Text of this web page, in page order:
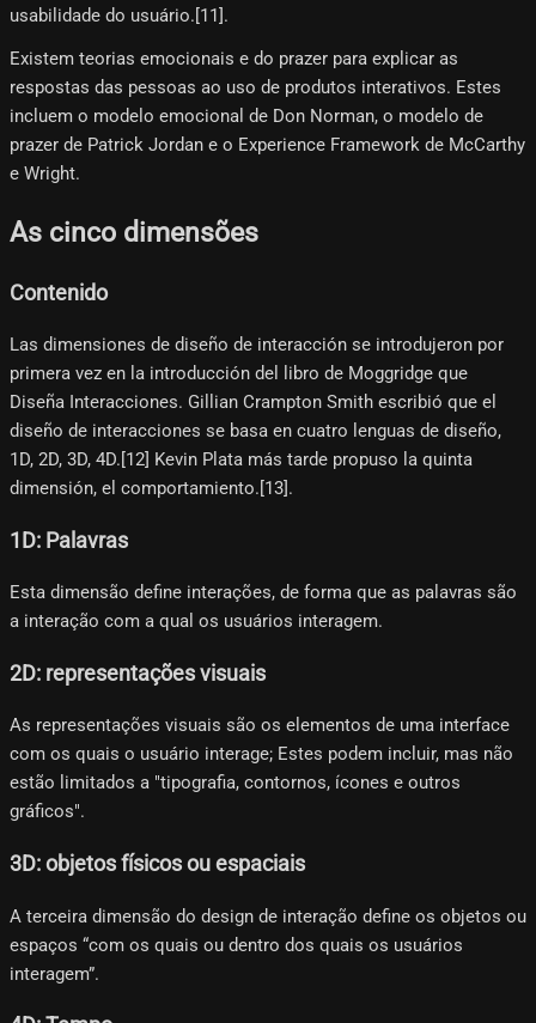
usabilidade do usuário.[11]​.
Existem teorias emocionais e do prazer para explicar as
respostas das pessoas ao uso de produtos interativos. Estes
incluem o modelo emocional de Don Norman, o modelo de
prazer de Patrick Jordan e o Experience Framework de McCarthy
e Wright.
As cinco dimensões
Contenido
Las dimensiones de diseño de interacción se introdujeron por
primera vez en la introducción del libro de Moggridge que
Diseña Interacciones. Gillian Crampton Smith escribió que el
diseño de interacciones se basa en cuatro lenguas de diseño,
1D, 2D, 3D, 4D.[12]​ Kevin Plata más tarde propuso la quinta
dimensión, el comportamiento.[13]​.
1D: Palavras
Esta dimensão define interações, de forma que as palavras são
a interação com a qual os usuários interagem.
2D: representações visuais
As representações visuais são os elementos de uma interface
com os quais o usuário interage; Estes podem incluir, mas não
estão limitados a "tipografia, contornos, ícones e outros
gráficos".
3D: objetos físicos ou espaciais
A terceira dimensão do design de interação define os objetos ou
espaços “com os quais ou dentro dos quais os usuários
interagem”.